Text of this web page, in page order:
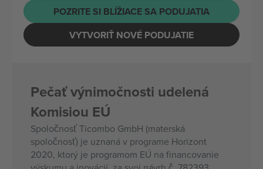
POZRITE SI BLÍŽIACE SA PODUJATIA
VYTVORIŤ NOVÉ PODUJATIE
Pečať výnimočnosti udelená
Komisiou EÚ
Spoločnosť Ticombo GmbH (materská
spoločnosť) je uznaná v programe Horizont
2020, ktorý je programom EÚ na financovanie